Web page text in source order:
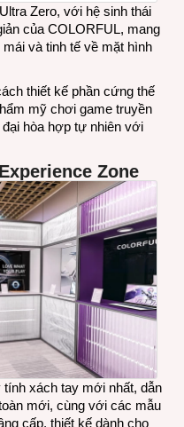
Zero, với hệ sinh thái
của COLORFUL, mang
và tinh tế về mặt hình
thiết kế phần cứng thế
mỹ chơi game truyền
hòa hợp tự nhiên với
Zone
xách tay mới nhất, dẫn
mới, cùng với các mẫu
cấp, thiết kế dành cho